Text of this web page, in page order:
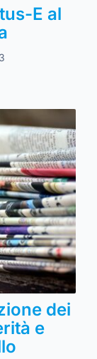
E al
dei
e